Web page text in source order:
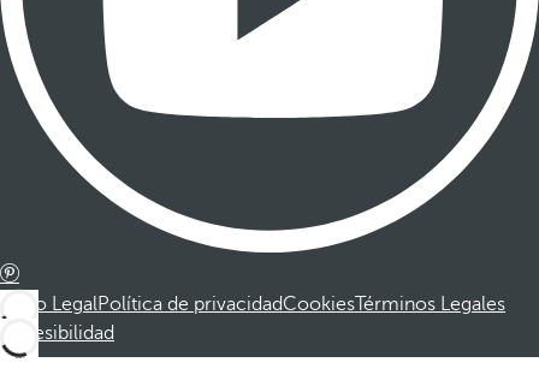
Aviso LegalPolítica de privacidadCookiesTérminos Legales
Accesibilidad